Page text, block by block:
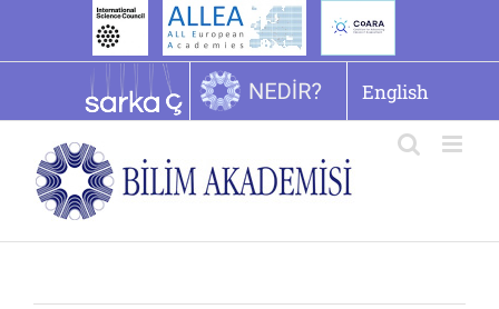
English